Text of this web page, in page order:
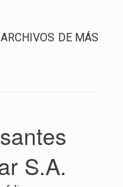
DE MÁS
S.A.